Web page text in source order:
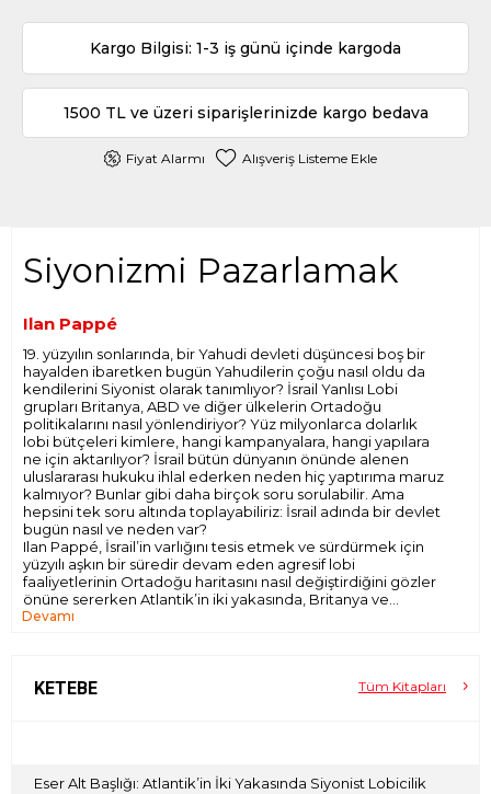
Kargo Bilgisi: 1-3 iş günü içinde kargoda
1500 TL ve üzeri siparişlerinizde kargo bedava
Fiyat Alarmı Alışveriş Listeme Ekle
Siyonizmi Pazarlamak
Ilan Pappé
19. yüzyılın sonlarında, bir Yahudi devleti düşüncesi boş bir
hayalden ibaretken bugün Yahudilerin çoğu nasıl oldu da
kendilerini Siyonist olarak tanımlıyor? İsrail Yanlısı Lobi
grupları Britanya, ABD ve diğer ülkelerin Ortadoğu
politikalarını nasıl yönlendiriyor? Yüz milyonlarca dolarlık
lobi bütçeleri kimlere, hangi kampanyalara, hangi yapılara
ne için aktarılıyor? İsrail bütün dünyanın önünde alenen
uluslararası hukuku ihlal ederken neden hiç yaptırıma maruz
kalmıyor? Bunlar gibi daha birçok soru sorulabilir. Ama
hepsini tek soru altında toplayabiliriz: İsrail adında bir devlet
bugün nasıl ve neden var?
Ilan Pappé, İsrail’in varlığını tesis etmek ve sürdürmek için
yüzyılı aşkın bir süredir devam eden agresif lobi
faaliyetlerinin Ortadoğu haritasını nasıl değiştirdiğini gözler
önüne sererken Atlantik’in iki yakasında, Britanya ve
ABD’de yaşananları bütün açıklığıyla gösteriyor. Pappé;
aydınlatıcı destanını anlatıyor.
Devamı
KETEBE Tüm Kitapları
Eser Alt Başlığı: Atlantik’in İki Yakasında Siyonist Lobicilik